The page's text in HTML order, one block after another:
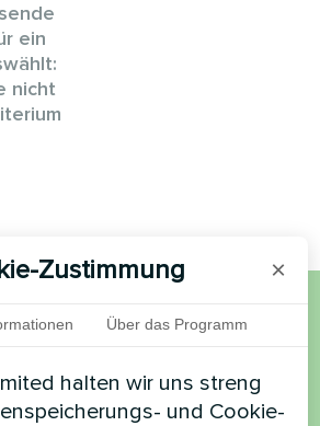
ein
nicht
kaufen oder
Fragen?
Zustimmung ×
Über das Programm
halten wir uns streng
und Cookie-